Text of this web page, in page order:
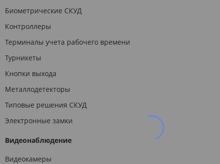
Биометрические СКУД
Контроллеры
Терминалы учета рабочего времени
Турникеты
Кнопки выхода
Металлодетекторы
Типовые решения СКУД
Электронные замки
Видеонаблюдение
Видеокамеры